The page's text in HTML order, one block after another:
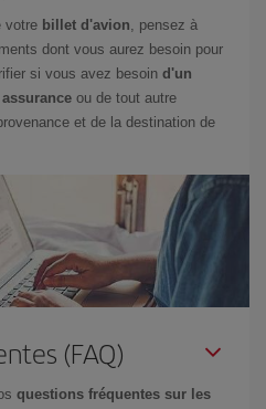
votre billet d'avion, pensez à
dont vous aurez besoin pour
si vous avez besoin d'un
ou de tout autre
et de la destination de
(FAQ)
questions fréquentes sur les